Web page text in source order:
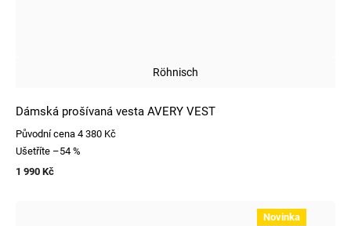
Röhnisch
Dámská prošívaná vesta AVERY VEST
Původní cena 4 380 Kč
Ušetříte –54 %
1 990 Kč
Novinka